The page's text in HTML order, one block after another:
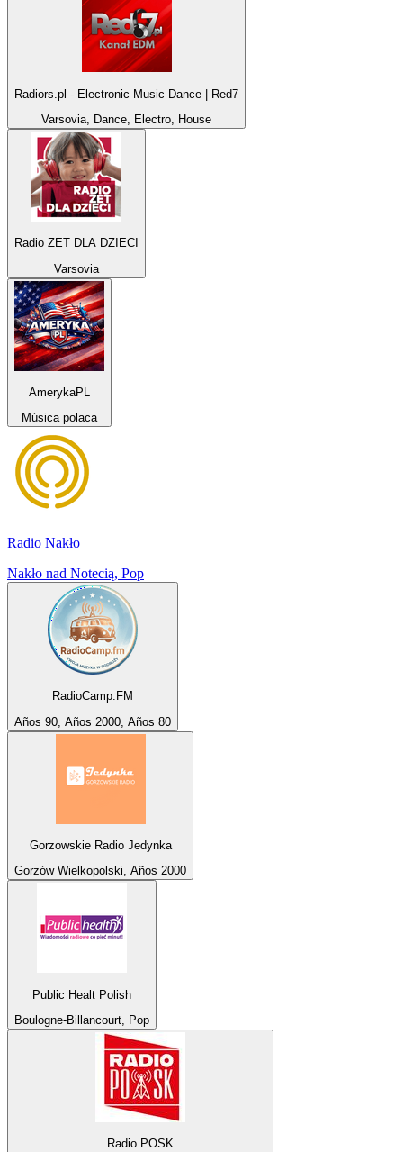
Radiors.pl - Electronic Music Dance | Red7
Varsovia, Dance, Electro, House
Radio ZET DLA DZIECI
Varsovia
AmerykaPL
Música polaca
Radio Nakło
Nakło nad Notecią, Pop
RadioCamp.FM
Años 90, Años 2000, Años 80
Gorzowskie Radio Jedynka
Gorzów Wielkopolski, Años 2000
Public Healt Polish
Boulogne-Billancourt, Pop
Radio POSK